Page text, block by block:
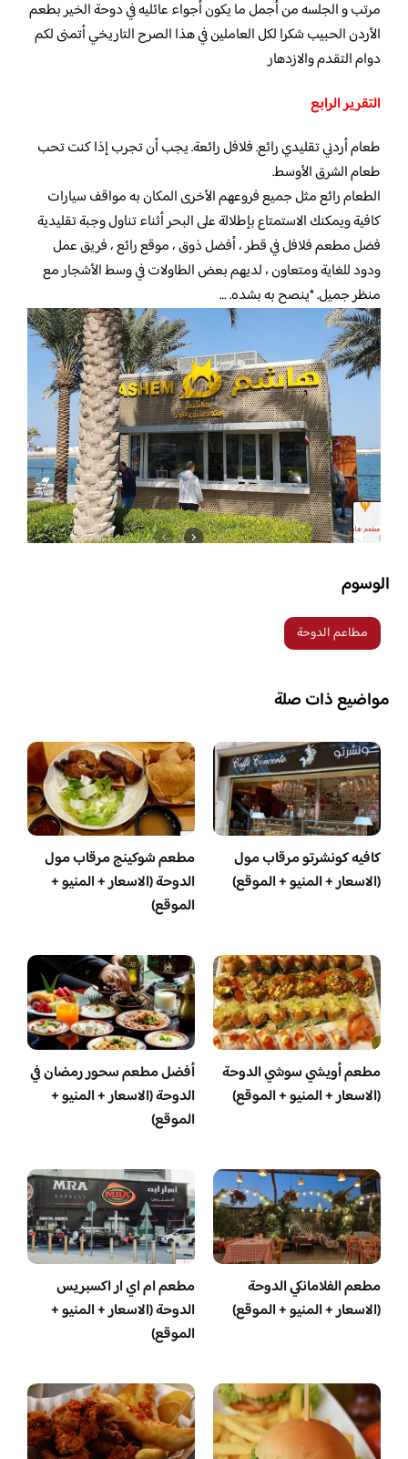
مرتب و الجلسه من أجمل ما يكون أجواء عائليه في دوحة الخير بطعم
الأردن الحبيب شكرا لكل العاملين في هذا الصرح التاريخي أتمنى لكم
دوام التقدم والازدهار
التقرير الرابع
طعام أردني تقليدي رائع. فلافل رائعة. يجب أن تجرب إذا كنت تحب
طعام الشرق الأوسط.
الطعام رائع مثل جميع فروعهم الأخرى المكان به مواقف سيارات
كافية ويمكنك الاستمتاع بإطلالة على البحر أثناء تناول وجبة تقليدية
فضل مطعم فلافل في قطر ، أفضل ذوق ، موقع رائع ، فريق عمل
ودود للغاية ومتعاون ، لديهم بعض الطاولات في وسط الأشجار مع
منظر جميل. *ينصح به بشده. …
الوسوم
مطاعم الدوحة
مواضيع ذات صلة
كافيه كونشرتو مرقاب مول
(الاسعار + المنيو + الموقع)
مطعم شوكينج مرقاب مول
الدوحة (الاسعار + المنيو +
الموقع)
مطعم أويشي سوشي الدوحة
(الاسعار + المنيو + الموقع)
أفضل مطعم سحور رمضان في
الدوحة (الاسعار + المنيو +
الموقع)
مطعم الفلامانكي الدوحة
(الاسعار + المنيو + الموقع)
مطعم ام اي ار اكسبريس
الدوحة (الاسعار + المنيو +
الموقع)